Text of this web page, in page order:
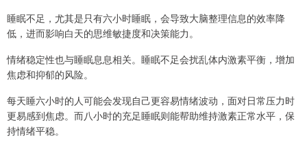
睡眠不足，尤其是只有六小时睡眠，会导致大脑整理信息的效率降
低，进而影响白天的思维敏捷度和决策能力。
情绪稳定性也与睡眠息息相关。睡眠不足会扰乱体内激素平衡，增加
焦虑和抑郁的风险。
每天睡六小时的人可能会发现自己更容易情绪波动，面对日常压力时
更易感到焦虑。而八小时的充足睡眠则能帮助维持激素正常水平，保
持情绪平稳。